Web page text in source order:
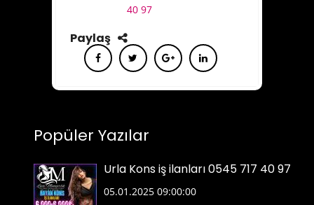
40 97
Paylaş
Popüler Yazılar
Urla Kons iş ilanları 0545 717 40 97
05.01.2025 09:00:00